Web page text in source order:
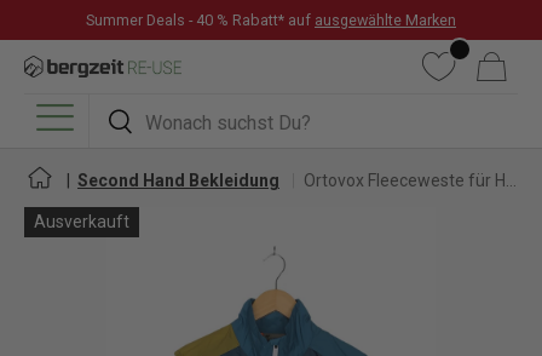
DIREKT ZUM INHALT
Summer Deals - 40 % Rabatt* auf ausgewählte Marken
Suchen
Suchen
WunschlisteWarenkorb
Menü
Second Hand Bekleidung
Ausverkauft